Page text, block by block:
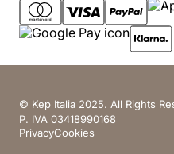
© Kep Italia 2025. All Rights
P. IVA 03418990168
PrivacyCookies